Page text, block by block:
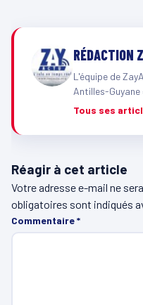
RÉDACTION
L'équipe de
Antilles-
Tous ses
Réagir à cet article
Votre adresse e-mail ne
obligatoires sont indiqués
Commentaire*